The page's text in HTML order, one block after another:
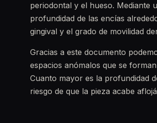
periodontal y el hueso. Mediante
profundidad de las encías
gingival y el grado de movilidad
Gracias a este documento
espacios anómalos que se
Cuanto mayor es la profundidad
riesgo de que la pieza acabe